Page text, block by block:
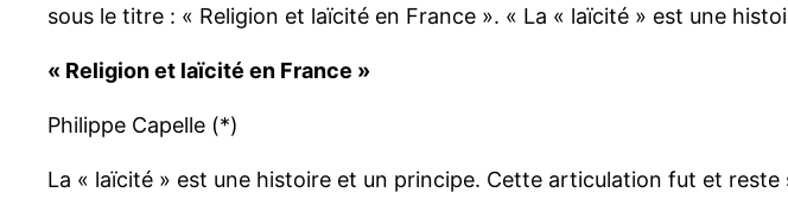
sous le titre : « Religion et laïcité en France ». « La « laïcité » est une
« Religion et laïcité en France »
Philippe Capelle (*)
La « laïcité » est une histoire et un principe. Cette articulation fut et